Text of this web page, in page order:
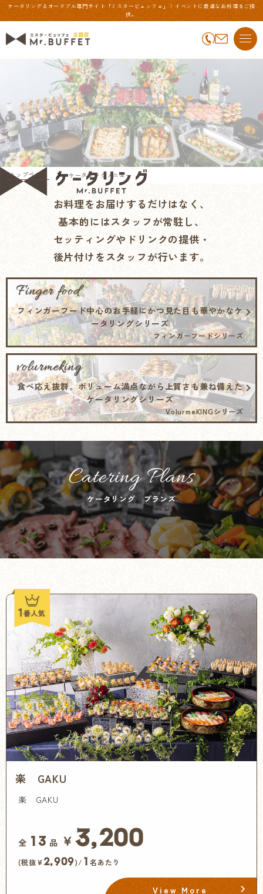
ケータリング＆オードブル専門サイト「ミスタービュッフェ」 | イベントに最適なお料理をご提
供。
トップページ ケータリングメニュー
お料理をお届けするだけはなく、
基本的にはスタッフが常駐し、
セッティングやドリンクの提供・
後片付けをスタッフが行います。
Finger food
フィンガーフード中心のお手軽にかつ見た目も華やかなケ
ータリングシリーズ
フィンガーフードシリーズ
volurmeking
食べ応え抜群。ボリューム満点ながら上質さも兼ね備えた
ケータリングシリーズ
VolurmeKINGシリーズ
Catering Plans
ケータリング プランズ
楽 GAKU
楽 GAKU
全 13 品 ￥3,200
(税抜¥2,909)/ 1 名あたり
View More